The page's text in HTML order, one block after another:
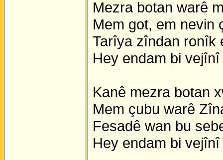
Mezra botan warê
Mem got, em nevin
Tarîya zîndan ronîk
Hey endam bi
Kanê mezra botan
Mem çubu warê
Fesadê wan bu
Hey endam bi